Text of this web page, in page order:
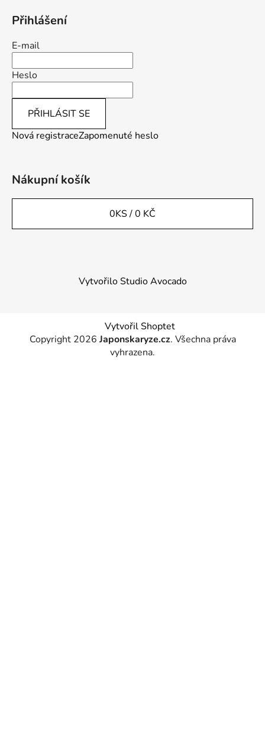
Přihlášení
E-mail
Heslo
PŘIHLÁSIT SE
Nová registraceZapomenuté heslo
Nákupní košík
0KS /0 KČ
Vytvořilo Studio Avocado
Vytvořil Shoptet
Copyright 2026 Japonskaryze.cz. Všechna práva
vyhrazena.